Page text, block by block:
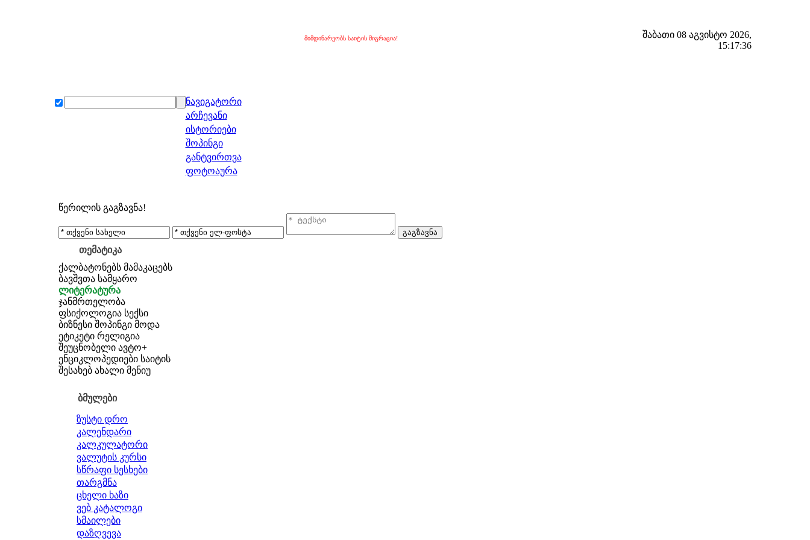
მიმდინარეობს საიტის მიგრაცია!
შაბათი 08 აგვისტო 2026,
15:17:37
ნავიგატორი
არჩევანი
ისტორიები
შოპინგი
განტვირთვა
ფოტოაურა
წერილის გაგზავნა!
თემატიკა
ქალბატონებს მამაკაცებს
ბავშვთა სამყარო
ლიტერატურა
ჯანმრთელობა
ფსიქოლოგია სექსი
ბიზნესი შოპინგი მოდა
ეტიკეტი რელიგია
შეუცნობელი ავტო+
ენციკლოპედიები საიტის
შესახებ ახალი მენიუ
ბმულები
ზუსტი დრო
კალენდარი
კალკულატორი
ვალუტის კურსი
სწრაფი სესხები
თარგმნა
ცხელი ხაზი
ვებ კატალოგი
სმაილები
დაზღვევა